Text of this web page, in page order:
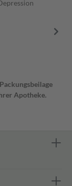
Apotheke.